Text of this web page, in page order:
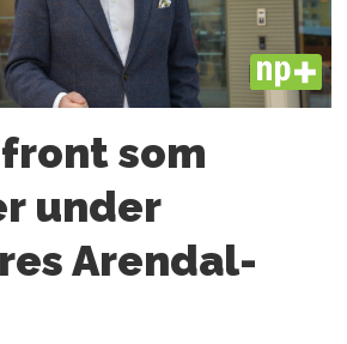
PLUS
som
under
Arendal-